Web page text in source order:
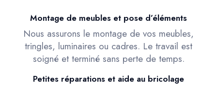
Montage de meubles et pose d’éléments
Nous assurons le montage de vos meubles,
tringles, luminaires ou cadres. Le travail est
soigné et terminé sans perte de temps.
Petites réparations et aide au bricolage